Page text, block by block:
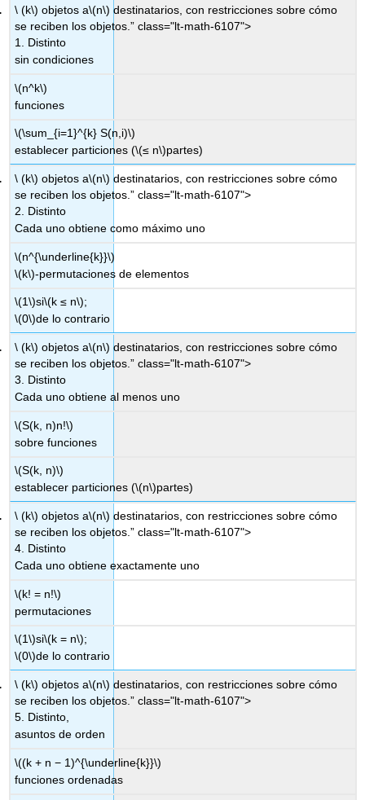
\ (k\) objetos a\(n\) destinatarios, con restricciones sobre cómo
se reciben los objetos.” class="lt-math-6107">
1. Distinto
sin condiciones
\(n^k\)
funciones
\(\sum_{i=1}^{k} S(n,i)\)
establecer particiones (\(≤ n\)partes)
\ (k\) objetos a\(n\) destinatarios, con restricciones sobre cómo
se reciben los objetos.” class="lt-math-6107">
2. Distinto
Cada uno obtiene como máximo uno
\(n^{\underline{k}}\)
\(k\)-permutaciones de elementos
\(1\)si\(k ≤ n\);
\(0\)de lo contrario
\ (k\) objetos a\(n\) destinatarios, con restricciones sobre cómo
se reciben los objetos.” class="lt-math-6107">
3. Distinto
Cada uno obtiene al menos uno
\(S(k, n)n!\)
sobre funciones
\(S(k, n)\)
establecer particiones (\(n\)partes)
\ (k\) objetos a\(n\) destinatarios, con restricciones sobre cómo
se reciben los objetos.” class="lt-math-6107">
4. Distinto
Cada uno obtiene exactamente uno
\(k! = n!\)
permutaciones
\(1\)si\(k = n\);
\(0\)de lo contrario
\ (k\) objetos a\(n\) destinatarios, con restricciones sobre cómo
se reciben los objetos.” class="lt-math-6107">
5. Distinto,
asuntos de orden
\((k + n − 1)^{\underline{k}}\)
funciones ordenadas